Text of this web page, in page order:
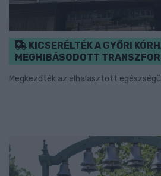
KICSERÉLTÉK A GYŐRI
MEGHIBÁSODOTT
Megkezdték az elhalasztott